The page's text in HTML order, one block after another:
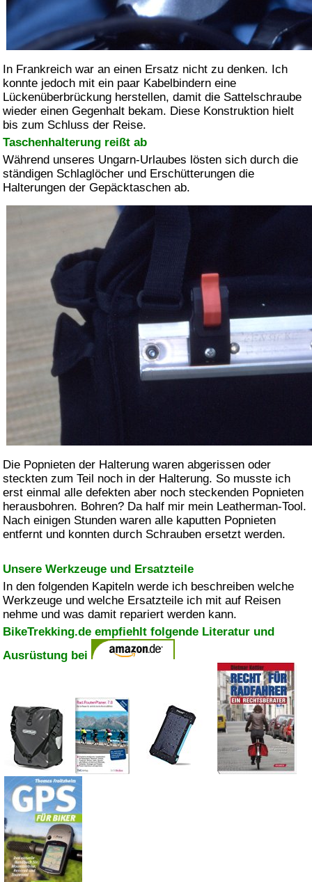
In Frankreich war an einen Ersatz nicht zu denken. Ich
konnte jedoch mit ein paar Kabelbindern eine
Lückenüberbrückung herstellen, damit die Sattelschraube
wieder einen Gegenhalt bekam. Diese Konstruktion hielt
bis zum Schluss der Reise.
Taschenhalterung reißt ab
Während unseres Ungarn-Urlaubes lösten sich durch die
ständigen Schlaglöcher und Erschütterungen die
Halterungen der Gepäcktaschen ab.
Die Popnieten der Halterung waren abgerissen oder
steckten zum Teil noch in der Halterung. So musste ich
erst einmal alle defekten aber noch steckenden Popnieten
herausbohren. Bohren? Da half mir mein Leatherman-Tool.
Nach einigen Stunden waren alle kaputten Popnieten
entfernt und konnten durch Schrauben ersetzt werden.
Unsere Werkzeuge und Ersatzteile
In den folgenden Kapiteln werde ich beschreiben welche
Werkzeuge und welche Ersatzteile ich mit auf Reisen
nehme und was damit repariert werden kann.
BikeTrekking.de empfiehlt folgende Literatur und
Ausrüstung bei